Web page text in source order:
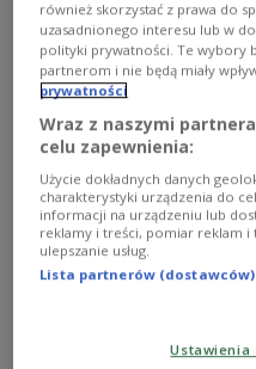
NHL: Colorado
Stanleya. "Trudno
wyjeździe Tampa Bay
również skorzystać z prawa do
uzasadnionego interesu lub w
polityki prywatności. Te wybory
partnerom i nie będą miały
prywatności
Wraz z naszymi
celu zapewnienia:
Użycie dokładnych danych
charakterystyki urządzenia do
informacji na urządzeniu lub
reklamy i treści, pomiar reklam
ulepszanie usług.
Lista partnerów (dostawców)
Ustawienia